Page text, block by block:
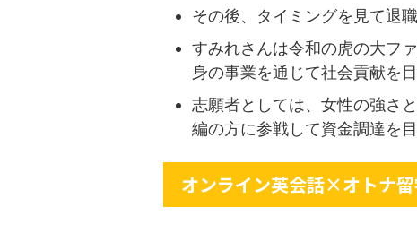
その後、タイミングを見て退
すみれさんは令和の虎の大フ
身の事業を通じて社会貢献を目
志願者としては、女性の強さ
編の方に参戦して資金調達を目
オンライン英会話×オトナ